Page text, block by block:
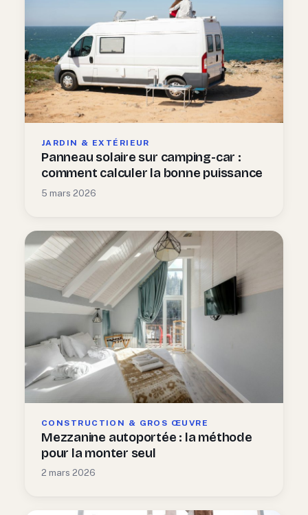
JARDIN & EXTÉRIEUR
Panneau solaire sur camping-car :
comment calculer la bonne puissance
5 mars 2026
CONSTRUCTION & GROS ŒUVRE
Mezzanine autoportée : la méthode
pour la monter seul
2 mars 2026